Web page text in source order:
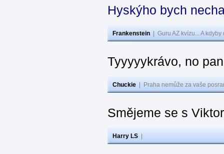
Hyskýho bych
Frankenstein Guru AZ kvízu... A
Tyyyyykrávo, no
Chuckie Praha nemůže za vaše
Smějeme se s
Harry LS